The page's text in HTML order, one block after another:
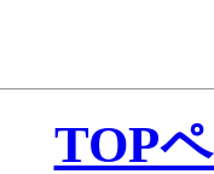
TOP